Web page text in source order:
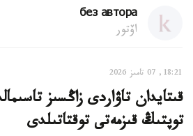
без автора
اۆتور
18:21, 07 تامىز 2026
قىتايدان تاۋاردى زاڭسىز
توپتىڭ قىزمەتى توقتاتىلدى